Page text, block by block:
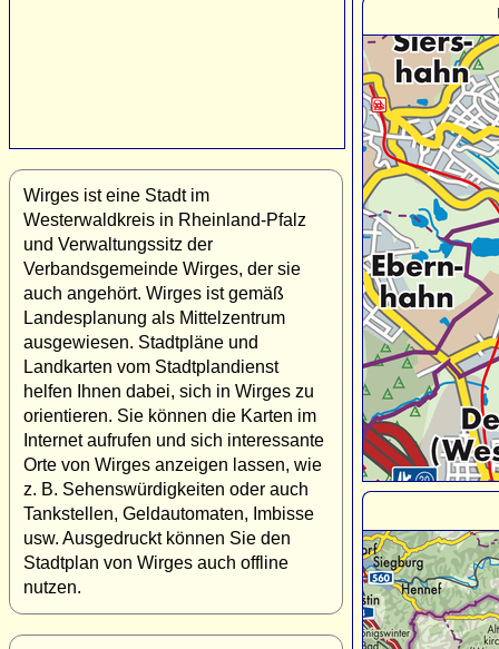
Wirges ist eine Stadt im
Westerwaldkreis in Rheinland-Pfalz
und Verwaltungssitz der
Verbandsgemeinde Wirges, der sie
auch angehört. Wirges ist gemäß
Landesplanung als Mittelzentrum
ausgewiesen. Stadtpläne und
Landkarten vom Stadtplandienst
helfen Ihnen dabei, sich in Wirges zu
orientieren. Sie können die Karten im
Internet aufrufen und sich interessante
Orte von Wirges anzeigen lassen, wie
z. B. Sehenswürdigkeiten oder auch
Tankstellen, Geldautomaten, Imbisse
usw. Ausgedruckt können Sie den
Stadtplan von Wirges auch offline
nutzen.